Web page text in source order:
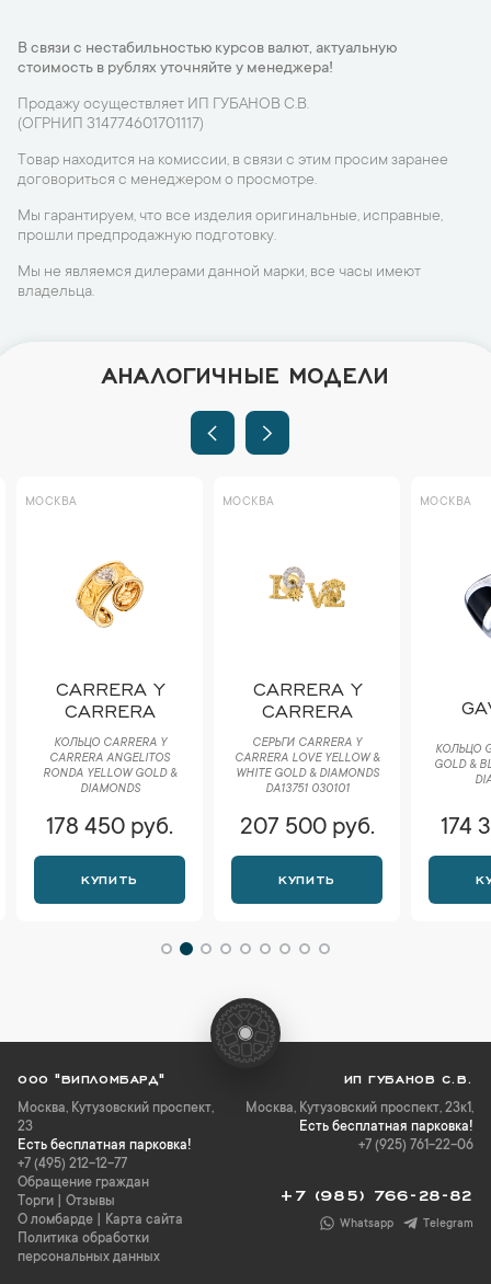
В связи с нестабильностью курсов валют, актуальную
стоимость в рублях уточняйте у менеджера!
Продажу осуществляет ИП ГУБАНОВ С.В.
(ОГРНИП 314774601701117)
Товар находится на комиссии, в связи с этим просим заранее
договориться с менеджером о просмотре.
Мы гарантируем, что все изделия оригинальные, исправные,
прошли предпродажную подготовку.
Мы не являемся дилерами данной марки, все часы имеют
владельца.
АНАЛОГИЧНЫЕ МОДЕЛИ
МОСКВА
CARRERA Y
CARRERA
КОЛЬЦО CARRERA Y
CARRERA ANGELITOS
RONDA YELLOW GOLD &
DIAMONDS
178 450 руб.
КУПИТЬ
МОСКВА
CARRERA Y
CARRERA
СЕРЬГИ CARRERA Y
CARRERA LOVE YELLOW &
WHITE GOLD & DIAMONDS
DA13751 030101
207 500 руб.
КУПИТЬ
МОСКВА
КОЛЬЦО
GOLD &
174
ООО "ВИПЛОМБАРД"
Москва, Кутузовский проспект,
23
Есть бесплатная парковка!
+7 (495) 212-12-77
Обращение граждан
Торги
Отзывы
О ломбарде
Карта сайта
Политика обработки
персональных данных
ИП ГУБАНОВ С.В.
Москва, Кутузовский проспект, 23к1,
Есть бесплатная парковка!
+7 (925) 761-22-06
+7 (985) 766-28-82
Whatsapp Telegram